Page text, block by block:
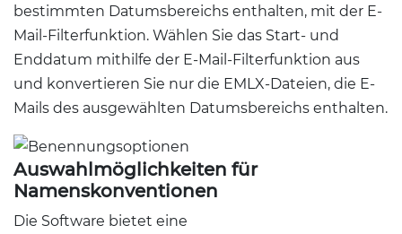
bestimmten Datumsbereichs enthalten, mit der E-
Mail-Filterfunktion. Wählen Sie das Start- und
Enddatum mithilfe der E-Mail-Filterfunktion aus
und konvertieren Sie nur die EMLX-Dateien, die E-
Mails des ausgewählten Datumsbereichs enthalten.
Auswahlmöglichkeiten für
Namenskonventionen
Die Software bietet eine